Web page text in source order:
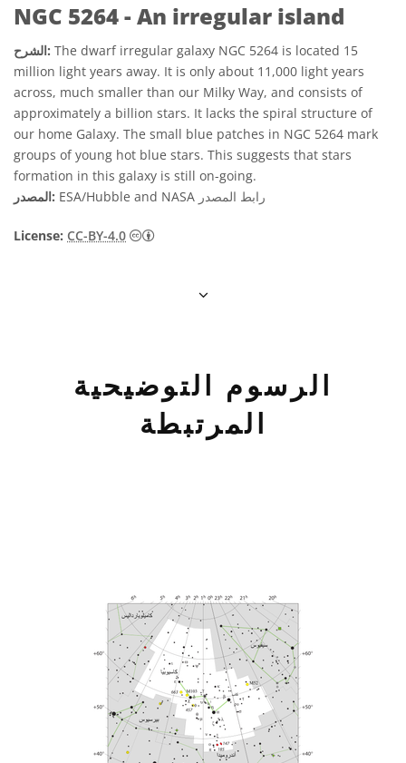
NGC 5264 - An irregular island
الشرح: The dwarf irregular galaxy NGC 5264 is located 15
million light years away. It is only about 11,000 light years
across, much smaller than our Milky Way, and consists of
approximately a billion stars. It lacks the spiral structure of
our home Galaxy. The small blue patches in NGC 5264 mark
groups of young hot blue stars. This suggests that stars
formation in this galaxy is still on-going.
المصدر: ESA/Hubble and NASA رابط المصدر
License: CC-BY-4.0
الرسوم التوضيحية
المرتبطة